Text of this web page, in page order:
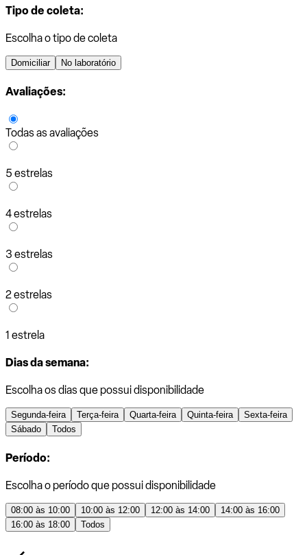
Tipo de coleta:
Escolha o tipo de coleta
Domiciliar No laboratório
Avaliações:
Todas as avaliações
5 estrelas
4 estrelas
3 estrelas
2 estrelas
1 estrela
Dias da semana:
Escolha os dias que possui disponibilidade
Segunda-feira Terça-feira Quarta-feira Quinta-feira
Sexta-feira
Sábado
Todos
Período:
Escolha o período que possui disponibilidade
08:00 às 10:00 10:00 às 12:00 12:00 às 14:00
14:00 às 16:00
16:00 às 18:00
Todos